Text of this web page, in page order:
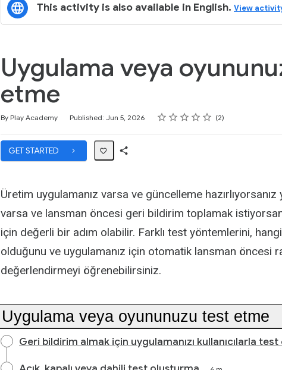
This activity is also available in English. View
Uygulama veya
etme
By Play Academy Published: Jun 5, 2026 Rating
1 star
2 stars
3 stars
4 stars
5 stars 2
GET STARTED
Üretim uygulamanız varsa ve güncelleme
varsa ve lansman öncesi geri bildirim toplamak
için değerli bir adım olabilir. Farklı test yöntemlerini,
olduğunu ve uygulamanız için otomatik lansman öncesi
değerlendirmeyi öğrenebilirsiniz.
Uygulama veya oyununuzu test etme
Geri bildirim almak için uygulamanızı kullanıcılarla